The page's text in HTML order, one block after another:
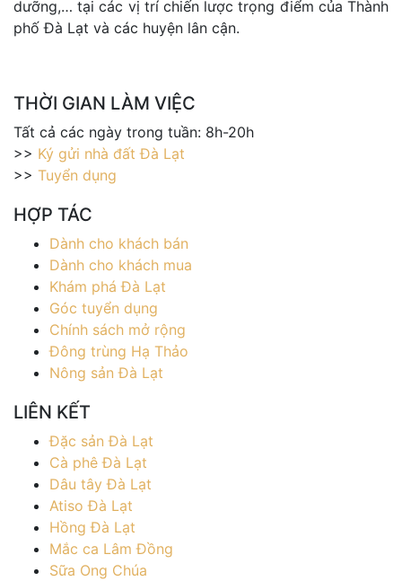
dưỡng,… tại các vị trí chiến lược trọng điểm của Thành
phố Đà Lạt và các huyện lân cận.
THỜI GIAN LÀM VIỆC
Tất cả các ngày trong tuần: 8h-20h
>> Ký gửi nhà đất Đà Lạt
>> Tuyển dụng
HỢP TÁC
Dành cho khách bán
Dành cho khách mua
Khám phá Đà Lạt
Góc tuyển dụng
Chính sách mở rộng
Đông trùng Hạ Thảo
Nông sản Đà Lạt
LIÊN KẾT
Đặc sản Đà Lạt
Cà phê Đà Lạt
Dâu tây Đà Lạt
Atiso Đà Lạt
Hồng Đà Lạt
Mắc ca Lâm Đồng
Sữa Ong Chúa